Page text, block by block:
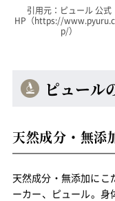
引用元：ピュール 公式
HP（https://
p/）
ピュール
天然成分・無添
天然成分・無添加にこ
ーカー、ピュール。身